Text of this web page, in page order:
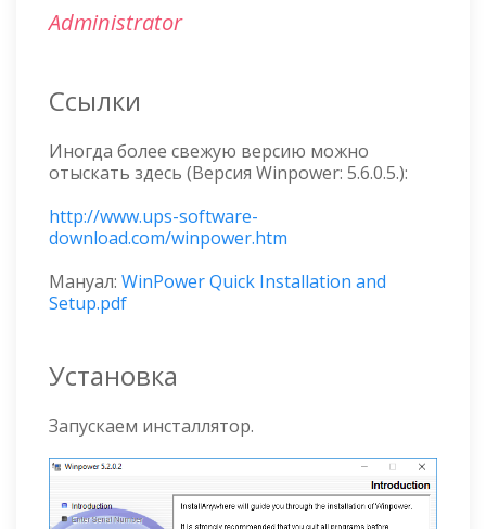
Administrator
Ссылки
Иногда более свежую версию можно
отыскать здесь (Версия Winpower: 5.6.0.5.):
http://www.ups-software-
download.com/winpower.htm
Мануал: WinPower Quick Installation and
Setup.pdf
Установка
Запускаем инсталлятор.